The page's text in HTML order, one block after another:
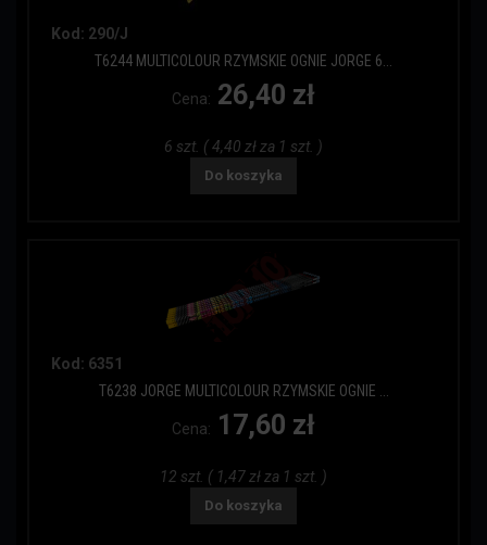
Kod: 290/J
T6244 MULTICOLOUR RZYMSKIE OGNIE JORGE 6...
Cena: 26,40 zł
6 szt. ( 4,40 zł za 1 szt. )
Do koszyka
Kod: 6351
T6238 JORGE MULTICOLOUR RZYMSKIE OGNIE ...
Cena: 17,60 zł
12 szt. ( 1,47 zł za 1 szt. )
Do koszyka